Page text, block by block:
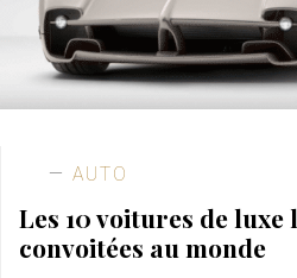
AUTO
Les 10 voitures de luxe
convoitées au monde